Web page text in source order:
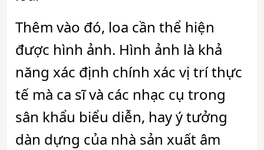
Thêm vào đó, loa cần thể hiện
được hình ảnh. Hình ảnh là khả
năng xác định chính xác vị trí thực
tế mà ca sĩ và các nhạc cụ trong
sân khẩu biểu diễn, hay ý tưởng
dàn dựng của nhà sản xuất âm